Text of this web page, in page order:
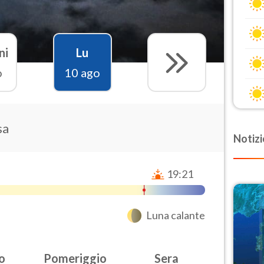
Lu
10 ago
19:21
Luna calante
Pomeriggio Sera